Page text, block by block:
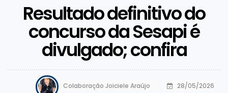
Resultado definitivo do
concurso da Sesapi é
divulgado; confira
Colaboração Joiciele Araújo 28/05/2026